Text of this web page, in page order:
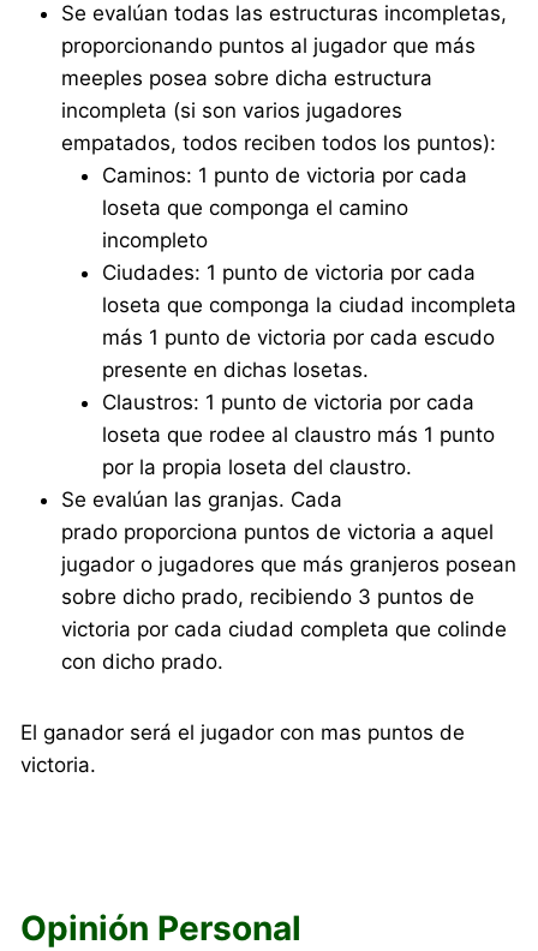
Se evalúan todas las estructuras incompletas,
proporcionando puntos al jugador que más
meeples posea sobre dicha estructura
incompleta (si son varios jugadores
empatados, todos reciben todos los puntos):
Caminos: 1 punto de victoria por cada
loseta que componga el camino
incompleto
Ciudades: 1 punto de victoria por cada
loseta que componga la ciudad incompleta
más 1 punto de victoria por cada escudo
presente en dichas losetas.
Claustros: 1 punto de victoria por cada
loseta que rodee al claustro más 1 punto
por la propia loseta del claustro.
Se evalúan las granjas. Cada
prado proporciona puntos de victoria a aquel
jugador o jugadores que más granjeros posean
sobre dicho prado, recibiendo 3 puntos de
victoria por cada ciudad completa que colinde
con dicho prado.
El ganador será el jugador con mas puntos de
victoria.
Opinión Personal